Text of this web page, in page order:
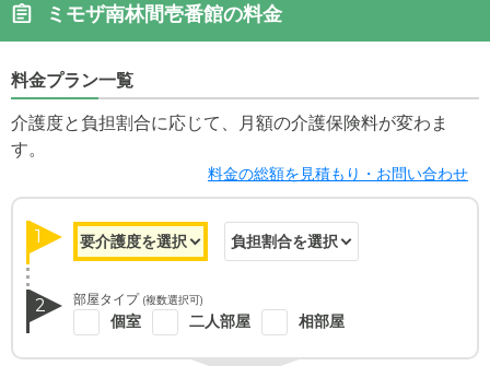
ミモザ南林間壱番館の料金
料金プラン一覧
介護度と負担割合に応じて、月額の介護保険料が変わま
す。
料金の総額を見積もり・お問い合わせ
1
2 部屋タイプ (複数選択可)
個室 二人部屋 相部屋